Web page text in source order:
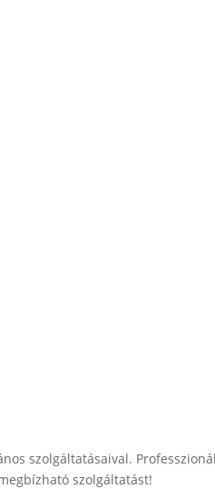
szolgáltatásaival.
szolgáltatást!